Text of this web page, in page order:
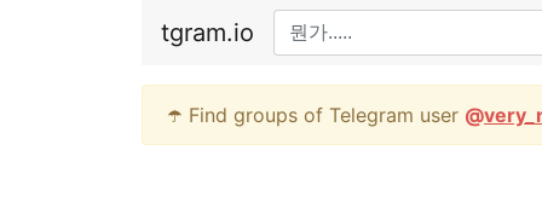
tgram.io
☂️ Find groups of Telegram user @